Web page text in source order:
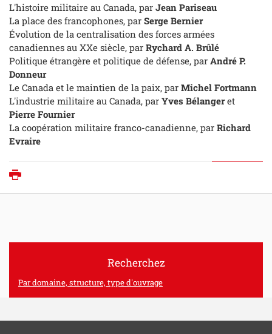
L'histoire militaire au Canada, par Jean Pariseau
La place des francophones, par Serge Bernier
Évolution de la centralisation des forces armées
canadiennes au XXe siècle, par Rychard A. Brûlé
Politique étrangère et politique de défense, par André P.
Donneur
Le Canada et le maintien de la paix, par Michel Fortmann
L'industrie militaire au Canada, par Yves Bélangeret
Pierre Fournier
La coopération militaire franco-canadienne, par Richard
Evraire
Recherchez
Par domaine, structure, type d'ouvrage